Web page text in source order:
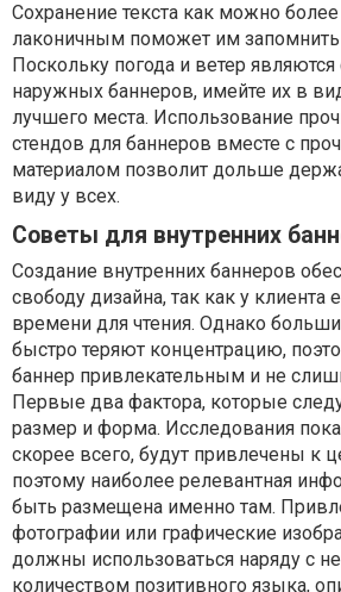
Сохранение текста как можно
лаконичным поможет им
Поскольку погода и ветер
наружных баннеров, имейте их в
лучшего места. Использование
стендов для баннеров вместе с
материалом позволит дольше
виду у всех.
Советы для внутренних
Создание внутренних баннеров
свободу дизайна, так как у клиента
времени для чтения. Однако
быстро теряют концентрацию,
баннер привлекательным и не
Первые два фактора, которые
размер и форма. Исследования
скорее всего, будут привлечены к
поэтому наиболее релевантная
быть размещена именно там.
фотографии или графические
должны использоваться наряду с
количеством позитивного языка,